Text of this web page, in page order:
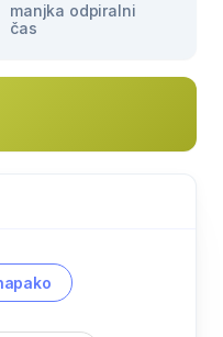
manjka odpiralni
čas